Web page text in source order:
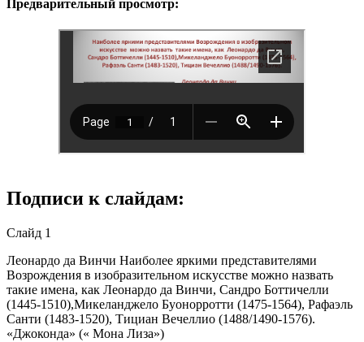
Предварительный просмотр:
Подписи к слайдам:
Слайд 1
Леонардо да Винчи Наиболее яркими представителями
Возрождения в изобразительном искусстве можно назвать
такие имена, как Леонардо да Винчи, Сандро Боттичелли
(1445-1510),Микеланджело Буонорротти (1475-1564), Рафаэль
Санти (1483-1520), Тициан Вечеллио (1488/1490-1576).
«Джоконда» (« Мона Лиза»)